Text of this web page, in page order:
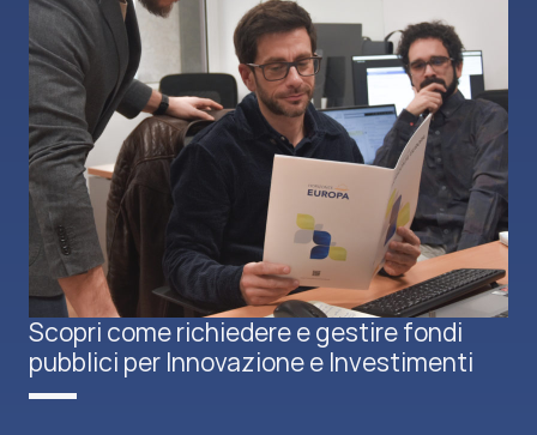
Scopri come richiedere e gestire fondi
pubblici per Innovazione e Investimenti